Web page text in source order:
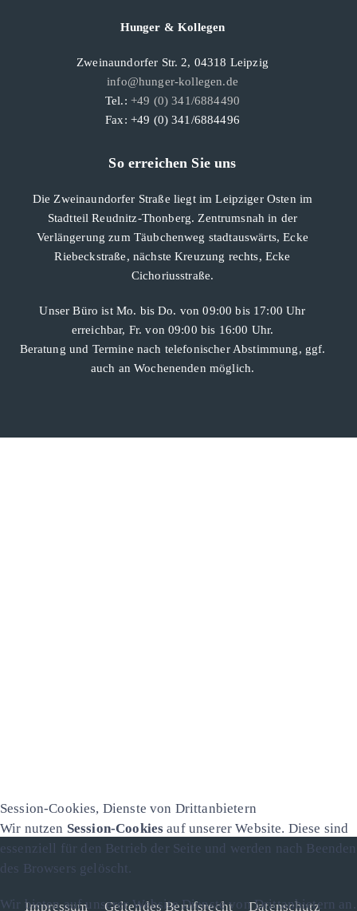
Hunger & Kollegen
Zweinaundorfer Str. 2, 04318 Leipzig
info@hunger-kollegen.de
Tel.: +49 (0) 341/6884490
Fax: +49 (0) 341/6884496
So erreichen Sie uns
Die Zweinaundorfer Straße liegt im Leipziger Osten im
Stadtteil Reudnitz-Thonberg. Zentrumsnah in der
Verlängerung zum Täubchenweg stadtauswärts, Ecke
Riebeckstraße, nächste Kreuzung rechts, Ecke
Cichoriusstraße.
Unser Büro ist Mo. bis Do. von 09:00 bis 17:00 Uhr
erreichbar, Fr. von 09:00 bis 16:00 Uhr.
Beratung und Termine nach telefonischer Abstimmung, ggf.
auch an Wochenenden möglich.
Impressum Geltendes Berufsrecht Datenschutz
Session-Cookies, Dienste von Drittanbietern
Wir nutzen Session-Cookies auf unserer Website. Diese sind
essenziell für den Betrieb der Seite und werden nach Beenden
des Browsers gelöscht.
Wir bieten auf unserer Website Dienste von Drittanbietern an.